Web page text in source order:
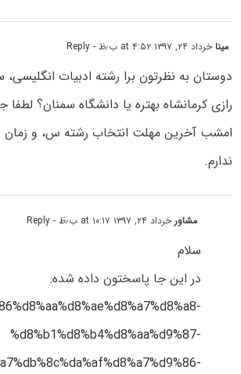
میناخرداد ۲۴, ۱۳۹۷ at ۴:۵۲ ب٫ظ - Reply
دوستان به نظرتون برا رشته ادبیات
رازی کرمانشاه بهتره یا دانشگاه سمنان؟
امشب آخرین مهلت انتخاب رشته س، و زمان
ندارم.
مشاور خرداد ۲۴, ۱۳۹۷ at ۱۰:۱۷ ب٫ظ - Reply
سلام
در این جا پاسختون داده شده:
%d8%b1%d8%b4%d8%aa%d9%87-